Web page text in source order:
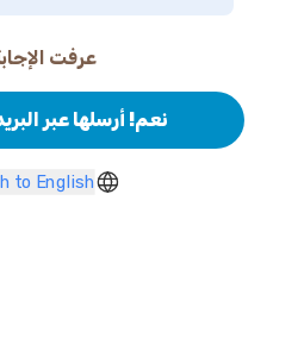
عرفت
نعم! أرسلها عبر
to English